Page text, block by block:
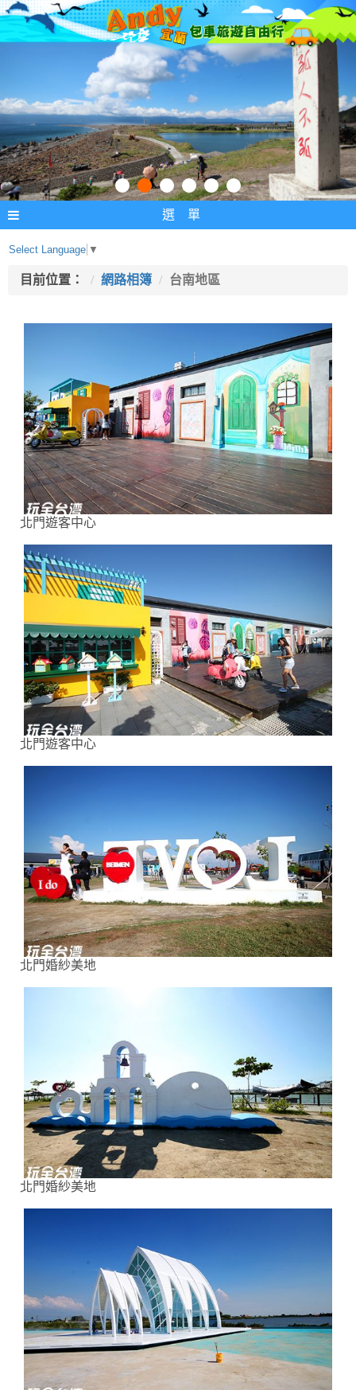
選 單
Select Language ▼
目前位置： 網路相簿 台南地區
北門遊客中心
北門遊客中心
北門婚紗美地
北門婚紗美地